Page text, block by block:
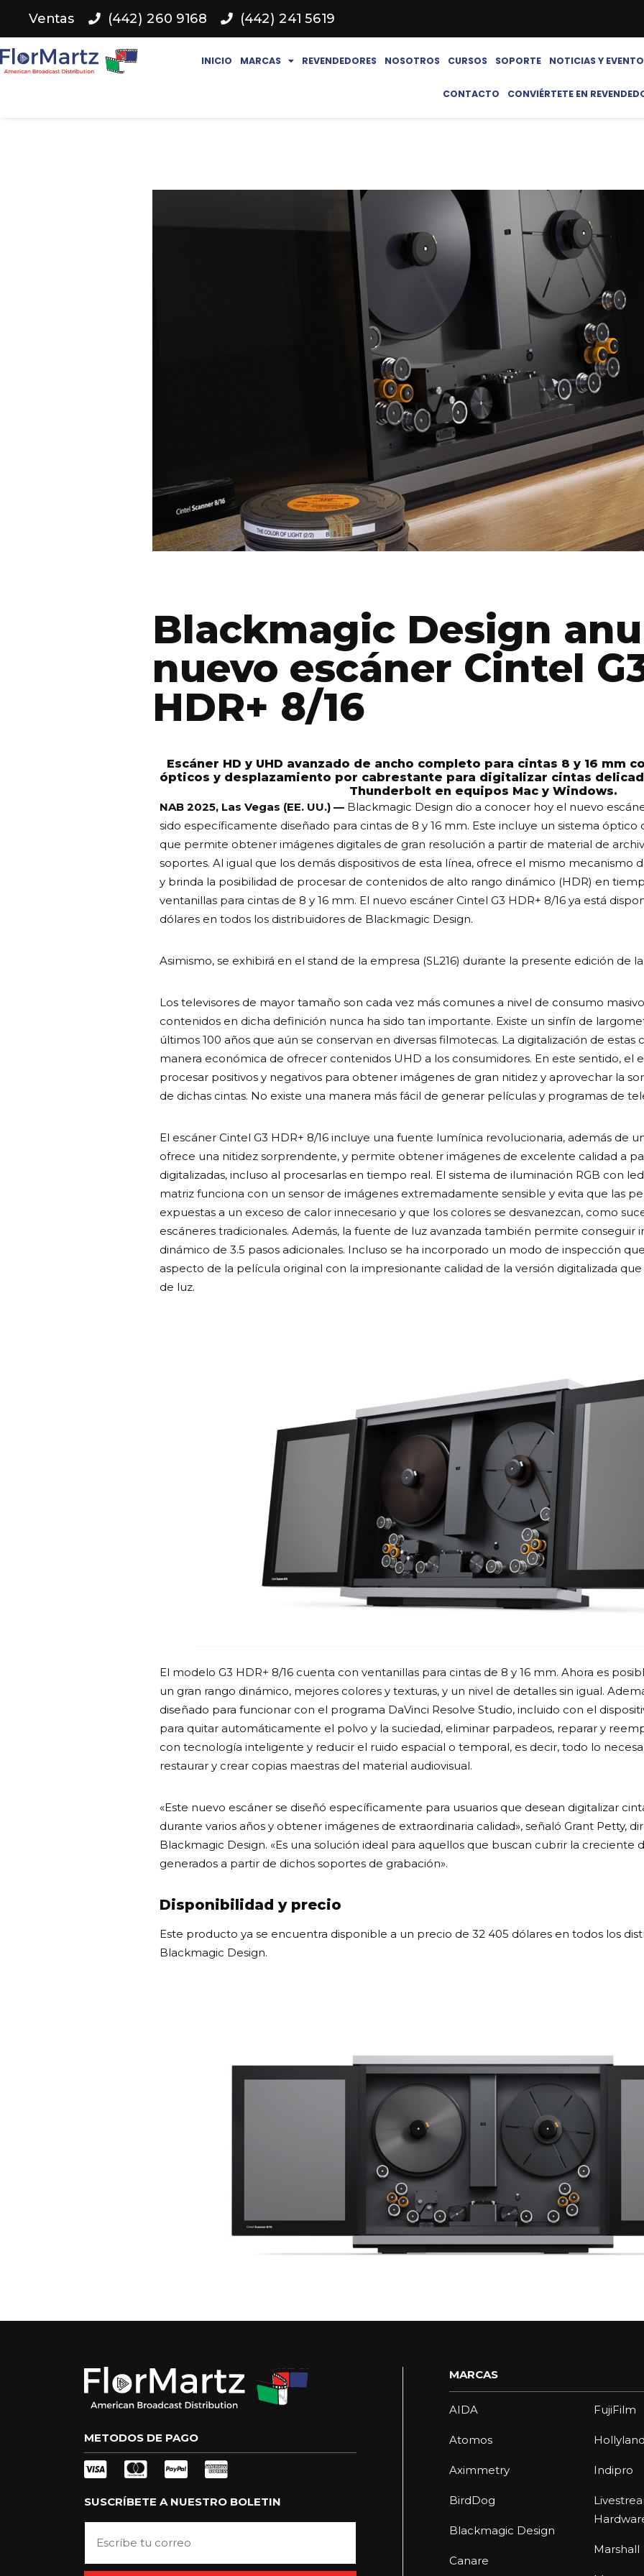
Ventas (442) 260 9168 (442) 241 5619
INICIO MARCAS REVENDEDORES NOSOTROS CURSOS SOPORTE NOTICIAS Y
CONTACTO CONVIÉRTETE EN
Blackmagic Design
nuevo escáner Cintel
HDR+ 8/16
Escáner HD y UHD avanzado de ancho completo para cintas 8 y 16 mm
ópticos y desplazamiento por cabrestante para digitalizar cintas
Thunderbolt en equipos Mac y Windows.
NAB 2025, Las Vegas (EE. UU.) — Blackmagic Design dio a conocer hoy el nuevo
sido específicamente diseñado para cintas de 8 y 16 mm. Este incluye un sistema
que permite obtener imágenes digitales de gran resolución a partir de material de
soportes. Al igual que los demás dispositivos de esta línea, ofrece el mismo mecanismo
y brinda la posibilidad de procesar de contenidos de alto rango dinámico (HDR) en
ventanillas para cintas de 8 y 16 mm. El nuevo escáner Cintel G3 HDR+ 8/16 ya está
dólares en todos los distribuidores de Blackmagic Design.
Asimismo, se exhibirá en el stand de la empresa (SL216) durante la presente edición de
Los televisores de mayor tamaño son cada vez más comunes a nivel de consumo
contenidos en dicha definición nunca ha sido tan importante. Existe un sinfín de
últimos 100 años que aún se conservan en diversas filmotecas. La digitalización de
manera económica de ofrecer contenidos UHD a los consumidores. En este sentido, el
procesar positivos y negativos para obtener imágenes de gran nitidez y aprovechar la
de dichas cintas. No existe una manera más fácil de generar películas y programas de
El escáner Cintel G3 HDR+ 8/16 incluye una fuente lumínica revolucionaria, además de
ofrece una nitidez sorprendente, y permite obtener imágenes de excelente calidad a
digitalizadas, incluso al procesarlas en tiempo real. El sistema de iluminación RGB con
matriz funciona con un sensor de imágenes extremadamente sensible y evita que las
expuestas a un exceso de calor innecesario y que los colores se desvanezcan, como
escáneres tradicionales. Además, la fuente de luz avanzada también permite conseguir
dinámico de 3.5 pasos adicionales. Incluso se ha incorporado un modo de inspección
aspecto de la película original con la impresionante calidad de la versión digitalizada
de luz.
El modelo G3 HDR+ 8/16 cuenta con ventanillas para cintas de 8 y 16 mm. Ahora es
un gran rango dinámico, mejores colores y texturas, y un nivel de detalles sin igual.
diseñado para funcionar con el programa DaVinci Resolve Studio, incluido con el
para quitar automáticamente el polvo y la suciedad, eliminar parpadeos, reparar y
con tecnología inteligente y reducir el ruido espacial o temporal, es decir, todo lo
restaurar y crear copias maestras del material audiovisual.
«Este nuevo escáner se diseñó específicamente para usuarios que desean digitalizar
durante varios años y obtener imágenes de extraordinaria calidad», señaló Grant Petty,
Blackmagic Design. «Es una solución ideal para aquellos que buscan cubrir la
generados a partir de dichos soportes de grabación».
Disponibilidad y precio
Este producto ya se encuentra disponible a un precio de 32 405 dólares en todos los
Blackmagic Design.
METODOS DE PAGO
SUSCRÍBETE A NUESTRO BOLETIN
MARCAS
AIDA
Atomos
Aximmetry
BirdDog
Blackmagic Design
Canare
FujiFilm
Indipro
Marshall